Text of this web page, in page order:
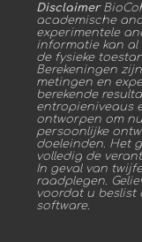
Disclaimer
academische
experimentele
informatie kan al
de fysieke
Berekeningen
metingen en
berekende
entropieniveaus
ontworpen om
persoonlijke
doeleinden. Het
volledig de
In geval van
raadplegen.
voordat u beslist
software.